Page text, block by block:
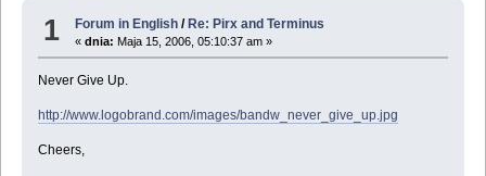
1 Forum in English / Re: Pirx and Terminus
«dnia: Maja 15, 2006, 05:10:37 am »
Never Give Up.
http://www.logobrand.com/images/bandw_never_give_up.jpg
Cheers,